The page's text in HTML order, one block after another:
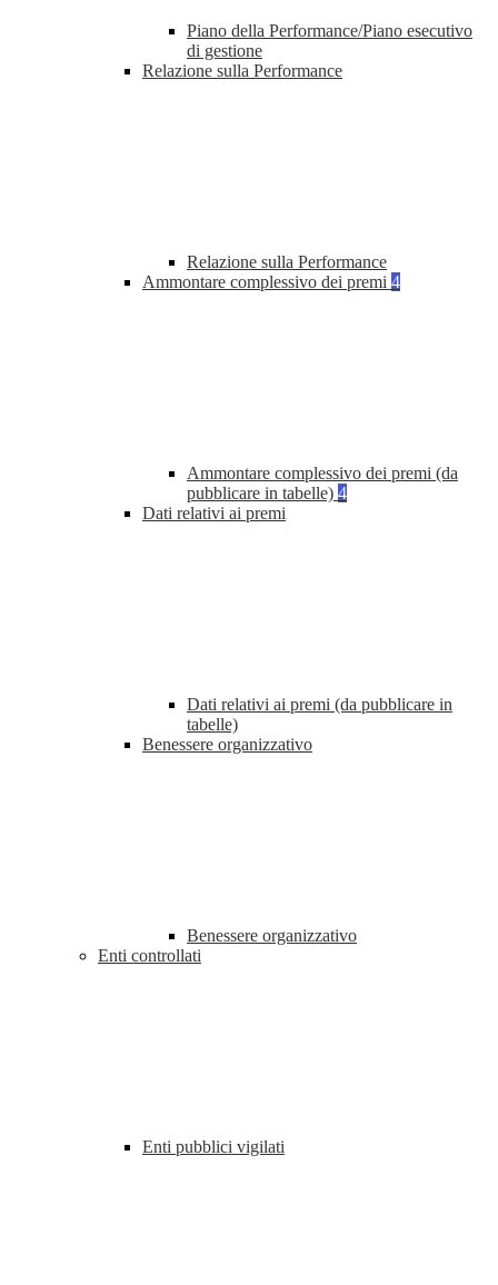
Piano della Performance/Piano esecutivo
di gestione
Relazione sulla Performance
Relazione sulla Performance
Ammontare complessivo dei premi 4
Ammontare complessivo dei premi (da
pubblicare in tabelle) 4
Dati relativi ai premi
Dati relativi ai premi (da pubblicare in
tabelle)
Benessere organizzativo
Benessere organizzativo
Enti controllati
Enti pubblici vigilati